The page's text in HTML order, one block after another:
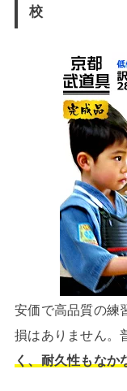
校
安価で高品質の練
損はありません。
く、耐久性もなか